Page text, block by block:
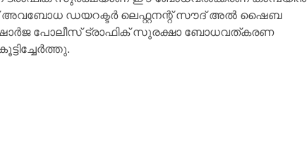
അവബോധ ഡയറക്ടർ ലെഫ്റ്റനന്റ് സൗദ് അൽ ഷൈബ
പോലീസ് ട്രാഫിക് സുരക്ഷാ ബോധവത്കരണ